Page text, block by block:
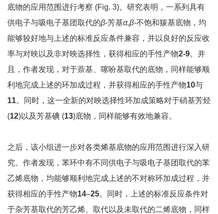
底物的应用范围进行考察 (Fig. 3)。研究表明，一系列具有
供电子与吸电子基团取代的β-芳基α,β-不饱和羰基底物，均
能够较好地与上述的标准反应条件兼容，并以良好的反应收
率与对映以及非对映选择性，获得相应的手性产物2-9。并
且，作者发现，对于萘基、噻吩基取代的底物，同样能够顺
利地完成上述的环加成过程，并获得相应的手性产物10与
11。同时，这一全新的对映选择性环加成策略对于硝基芳烃
(12)以及芳基碘 (13)底物，同样能够有效地兼容。
之后，该小组进一步对各类烯基底物的应用范围进行深入研
究。作者发现，苯环中有不同供电子与吸电子基团取代的苯
乙烯底物，均能够顺利地完成上述的不对称环加成过程，并
获得相应的手性产物14–25。同时，上述的标准反应条件对
于杂芳基取代的芳乙烯、取代以及未取代的二烯底物，同样